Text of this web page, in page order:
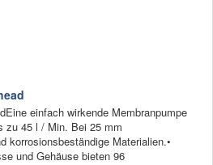
einfach wirkende Membranpumpe
zu 45 l / Min. Bei 25 mm
korrosionsbeständige Materialien.•
und Gehäuse bieten 96